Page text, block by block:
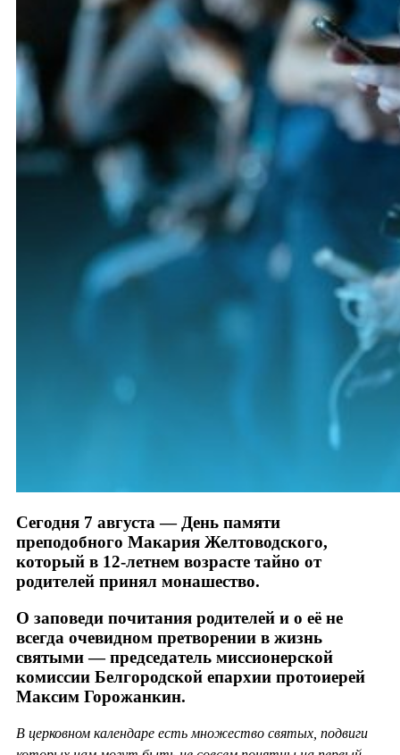
Сегодня 7 августа — День памяти
преподобного Макария Желтоводского,
который в 12-летнем возрасте тайно от
родителей принял монашество.
О заповеди почитания родителей и о её не
всегда очевидном претворении в жизнь
святыми — председатель миссионерской
комиссии Белгородской епархии протоиерей
Максим Горожанкин.
В церковном календаре есть множество святых, подвиги